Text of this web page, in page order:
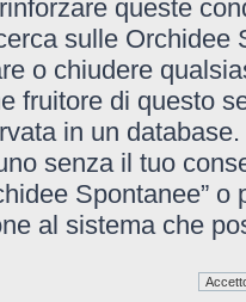
queste
sulle Orchidee
o chiudere
fruitore di questo
in un
senza il tuo
Spontanee”
al sistema che